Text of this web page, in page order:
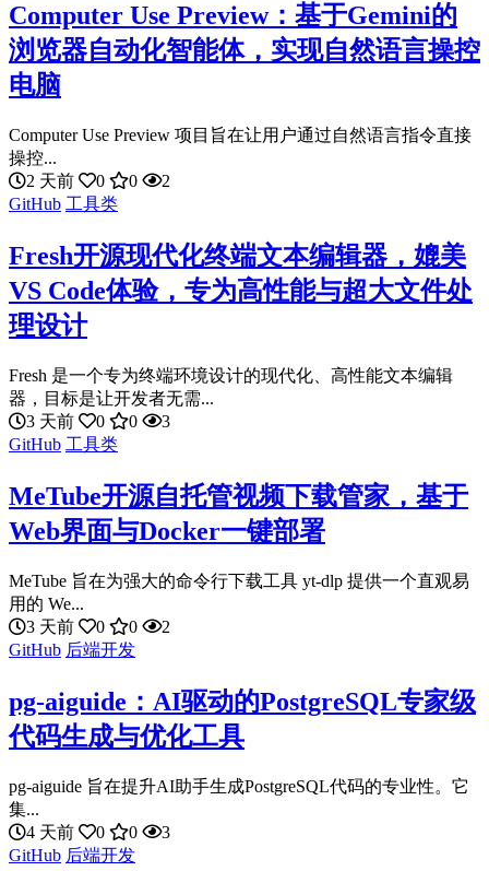
Computer Use Preview：基于Gemini的
浏览器自动化智能体，实现自然语言操控
电脑
Computer Use Preview 项目旨在让用户通过自然语言指令直接
操控...
2 天前
0 0
2
GitHub 工具类
Fresh开源现代化终端文本编辑器，媲美
VS Code体验，专为高性能与超大文件处
理设计
Fresh 是一个专为终端环境设计的现代化、高性能文本编辑
器，目标是让开发者无需...
3 天前
0 0
3
GitHub 工具类
MeTube开源自托管视频下载管家，基于
Web界面与Docker一键部署
MeTube 旨在为强大的命令行下载工具 yt-dlp 提供一个直观易
用的 We...
3 天前
0 0
2
GitHub 后端开发
pg-aiguide：AI驱动的PostgreSQL专家级
代码生成与优化工具
pg-aiguide 旨在提升AI助手生成PostgreSQL代码的专业性。它
集...
4 天前
0 0
3
GitHub 后端开发